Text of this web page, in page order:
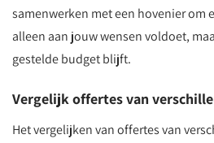
samenwerken met een hovenier om
alleen aan jouw wensen voldoet,
gestelde budget blijft.
Vergelijk offertes van
Het vergelijken van offertes van